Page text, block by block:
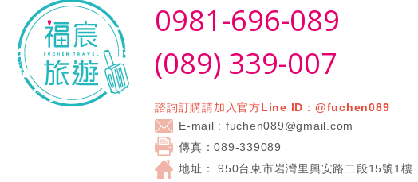
0981-696-089
(089) 339-007
諮詢訂購請加入官方Line ID： @fuchen089
E-mail : fuchen089@gmail.com
傳真：089-339089
地址： 950台東市岩灣里興安路二段15號1樓